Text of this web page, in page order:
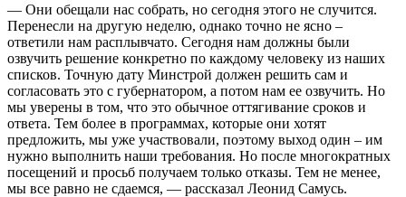
— Они обещали нас собрать, но сегодня этого не случится.
Перенесли на другую неделю, однако точно не ясно –
ответили нам расплывчато. Сегодня нам должны были
озвучить решение конкретно по каждому человеку из наших
списков. Точную дату Минстрой должен решить сам и
согласовать это с губернатором, а потом нам ее озвучить. Но
мы уверены в том, что это обычное оттягивание сроков и
ответа. Тем более в программах, которые они хотят
предложить, мы уже участвовали, поэтому выход один – им
нужно выполнить наши требования. Но после многократных
посещений и просьб получаем только отказы. Тем не менее,
мы все равно не сдаемся, — рассказал Леонид Самусь.